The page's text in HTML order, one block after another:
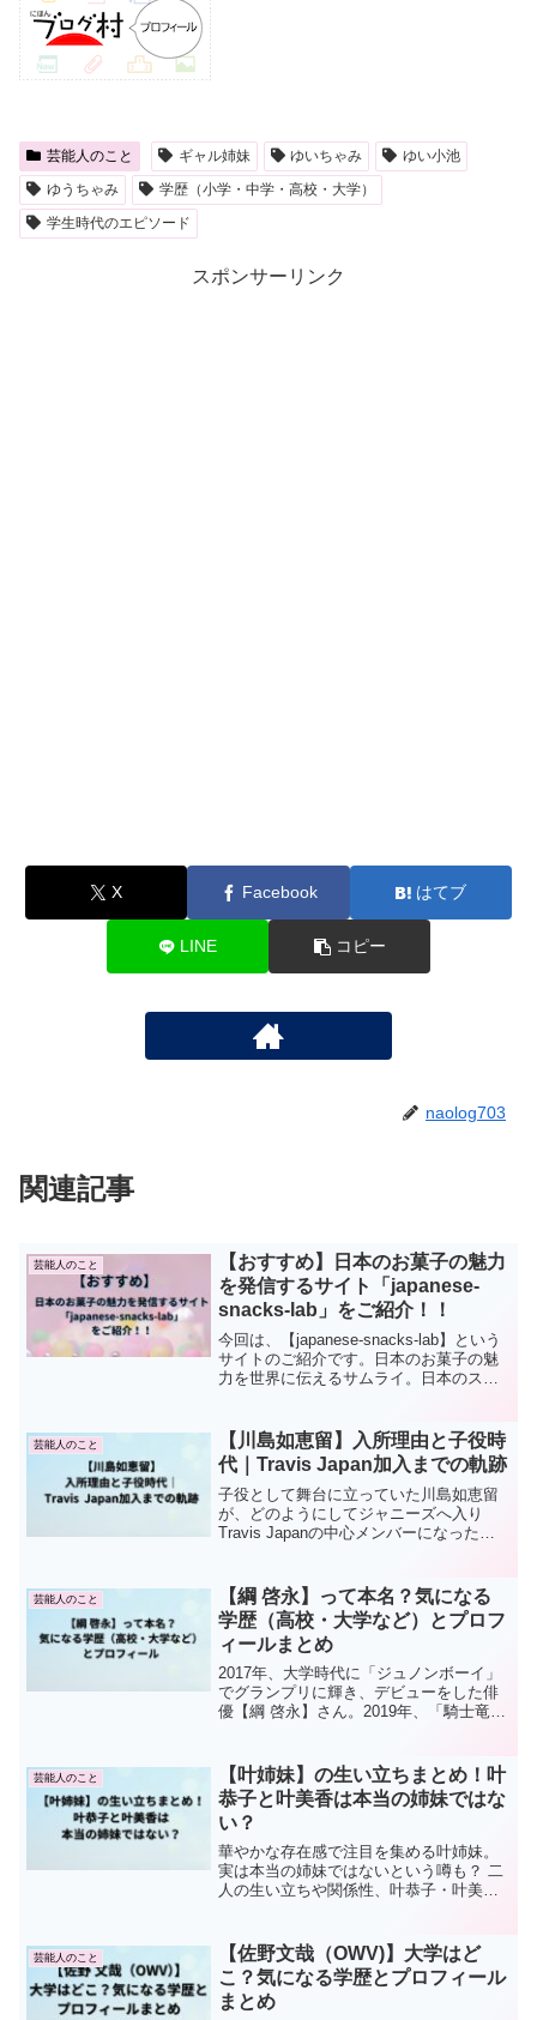
芸能人のこと ギャル姉妹 ゆいちゃみ
ゆい小池
ゆうちゃみ
学歴（小学・中学・高校・大学）
学生時代のエピソード
スポンサーリンク
X Facebook はてブ
LINE コピー
naolog703
関連記事
芸能人のこと
【おすすめ】日本のお菓子の魅力
を発信するサイト「japanese-
snacks-lab」をご紹介！！
今回は、【japanese-snacks-lab】という
サイトのご紹介です。日本のお菓子の魅
力を世界に伝えるサムライ。日本のスナ
お菓子を紹介されているサイトで、幅広
い方...
芸能人のこと
【川島如恵留】入所理由と子役時
代｜Travis Japan加入までの軌跡
子役として舞台に立っていた川島如恵留
が、どのようにしてジャニーズへ入り
Travis Japanの中心メンバーになったの
す。
芸能人のこと
【綱 啓永】って本名？気になる
学歴（高校・大学など）とプロフ
ィールまとめ
2017年、大学時代に「ジュノンボーイ」
でグランプリに輝き、デビューをした俳
優【綱 啓永】さん。2019年、「騎士竜戦
歴とプロフィールをまとめました。【綱
啓永】プロ...
芸能人のこと
【叶姉妹】の生い立ちまとめ！叶
恭子と叶美香は本当の姉妹ではな
い？
華やかな存在感で注目を集める叶姉妹。
実は本当の姉妹ではないという噂も？ 二
人の生い立ちや関係性、叶恭子・叶美香
芸能人のこと
【佐野文哉（OWV)】大学はど
こ？気になる学歴とプロフィール
まとめ